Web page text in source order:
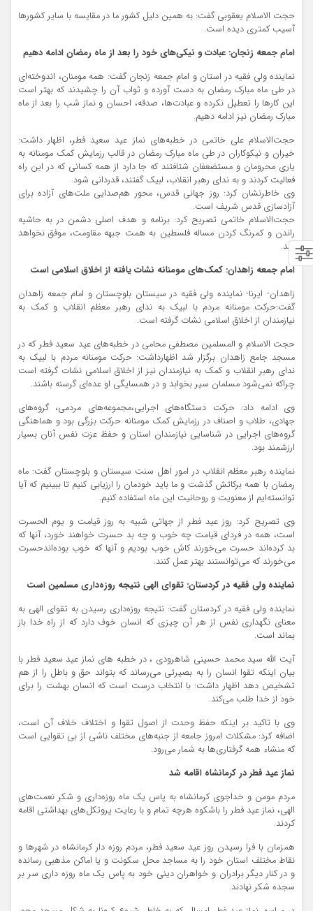
حجت الاسلام یعقوبی گفت: به همین دلیل کشور ما در مقایسه با سایر کشورها
آسیب کمتری دیده است.
امام جمعه زنجان: عبادت و نیکی‌های خود را بعد از ماه رمضان ادامه دهیم
نماینده ولی فقیه در استان و امام جمعه زنجان گفت: همه مومنان، اندوخته‌ای
در طی ماه مبارک رمضان به دست آورده و ثواب آن را چشیدند که بهتر است
این کارها را تعطیل نکرده و عبادت‌ها، صدقه، احسان و نماز شب را بعد از ماه
مبارک رمضان نیز ادامه دهیم.
حجت‌الاسلام علی خاتمی در خطبه‌های نماز عید سعید فطر، اظهار داشت:
خیران و نیکوکاران در طی ماه مبارک رمضان در قالب رزمایش کمک مومنانه به
یاری محرومان و مستضعفان شتافتند که جا دارد از همه کسانی که در این راه
فعالیت کردند و به ندای رهبر انقلاب، لبیک گفتند، قدردانی شود.
وی خاطرنشان کرد: روز جهانی قدس، محور هم‌صدایی ملت‌های آزاده برای
آزادسازی قدس شریف است.
حجت‌الاسلام خاتمی تصریح کرد: برنامه و هدف اصلی دشمن در به حاشیه
راندن و کمرنگ کردن مساله فلسطین به همت جبهه مقاومت، موفق نخواهد
شد.
امام جمعه زاهدان: کمک‌های مومنانه نشات یافته از اخلاق اسلامی است
زاهدان- ایرنا- نماینده ولی فقیه در سیستان بلوچستان و امام جمعه زاهدان
گفت:حرکت مومنانه مردم با لبیک به ندای رهبر معظم انقلاب و کمک به
نیازمندان از اخلاق اسلامی نشات گرفته است.
حجت الاسلام و المسلمین مصطفی محامی در خطبه‌های عید سعید فطر که در
مسجد جامع زاهدان برگزار شد اظهارداشت: حرکت مومنانه مردم با لبیک به
ندای رهبر انقلاب و کمک به نیازمندان نیز از اخلاق اسلامی نشات گرفته است
چراکه نمی‌شود مسلمان سیر بخوابد و در همسایگی او عده‌ای گرسنه باشند.
وی ادامه داد: حرکت دستگاه‌های اجرایی،مجموعه‌های مردمی، گروه‌های
جهادی، طلاب و اصناف در رزمایش کمک مومنانه حرکت بزرگی بود و هماهنگی
گروه‌های اجرایی در شناسایی نیازمندان استان و حفظ عزت نفس آنان بسیار
ارزشمند بود.
نماینده رهبر معظم انقلاب در امور اهل سنت سیستان و بلوچستان گفت: ماه
رمضان با همه برکاتش گذشت و ما باید خودمان را ارزیابی کنیم تا ببینیم که آیا
توانسته‌ایم از معنویت و روحانیت این ماه استفاده کنیم.
وی تصریح کرد: روز عید فطر از جهاتی شبیه به روز قیامت و یوم الحسرت
است، همه در فردای قیامت چه خوب و چه بد حسرت خواهند خورد، آنها که
بد کرده‌اند حسرت می‌خورند کاش خوب بودیم و آنها که خوب بوده‌اندحسرت
می‌خورند که می‌توانستند بهتر عمل کنند.
نماینده ولی فقیه در کردستان: تقوای الهی نتیجه روزه‌داری مسلمین است
نماینده ولی فقیه در کردستان گفت: نتیجه روزه‌داری رسیدن به تقوای الهی به
معنای نگهداری نفس از هر آن چیزی که انسان خوف دارد که از راه خدا باز
بماند است.
آیت الله سید محمد حسینی شاهرودی ، در خطبه های نماز عید سعید فطر با
بیان اینکه تقوا انسان را به بصیرتی می‌رساند که بتواند حق و باطل را از هم
تشخیص دهد اظهار داشت: با انتخاب درست است که انسان بهشت را برای
خود از خدا طلب می‌کند.
وی با تاکید بر اینکه حفظ وحدت از اصول تقوا و اختلاف خلاف آن است،
اضافه کرد: مشکلات امروز جامعه از جنبه‌های مختلف ناشی از بی تقوایی است
که منشاء همه گرفتاری‌ها به شمار می‌رود.
نماز عید فطر در کرمانشاه اقامه شد
مردم مومن و خداجوی کرمانشاه به پاس یک ماه روزه‌داری و شکر نعمت‌های
الهی، نماز عید فطر را باشکوه هرچه تمام و با رعایت پروتکل‌های بهداشتی اقامه
کردند.
همزمان با فرا رسیدن روز عید سعید فطر، مردم روزه دار کرمانشاه در شهرها و
نقاط مختلف استان خود را به مساجد محل سکونت و یا اماکن مذهبی رسانده
و در کنار دیگر برادران و خواهران دینی خود به پاس یک ماه روزه داری سر بر
سجده شکر نهادند.